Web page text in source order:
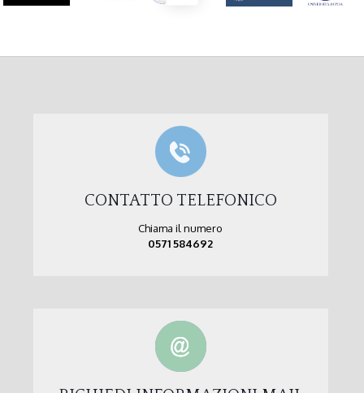
CONTATTO TELEFONICO
Chiama il numero
0571 584692